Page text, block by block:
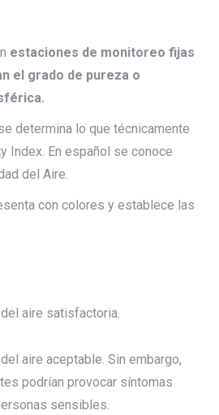
estaciones de monitoreo fijas
el grado de pureza o
determina lo que técnicamente
Index. En español se conoce
del Aire.
con colores y establece las
aire satisfactoria.
aire aceptable. Sin embargo,
podrían provocar síntomas
sensibles.